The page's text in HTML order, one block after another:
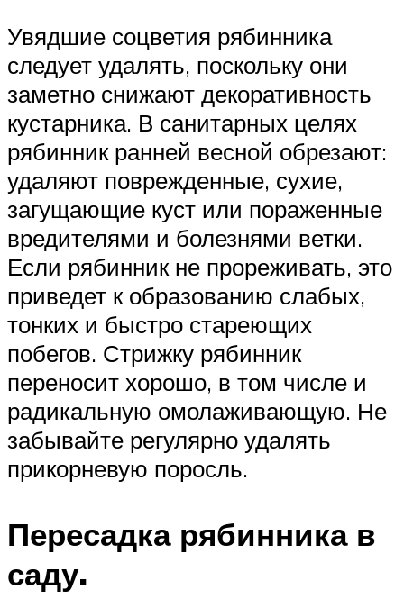
Увядшие соцветия рябинника
следует удалять, поскольку они
заметно снижают декоративность
кустарника. В санитарных целях
рябинник ранней весной обрезают:
удаляют поврежденные, сухие,
загущающие куст или пораженные
вредителями и болезнями ветки.
Если рябинник не прореживать, это
приведет к образованию слабых,
тонких и быстро стареющих
побегов. Стрижку рябинник
переносит хорошо, в том числе и
радикальную омолаживающую. Не
забывайте регулярно удалять
прикорневую поросль.
Пересадка рябинника в
саду.